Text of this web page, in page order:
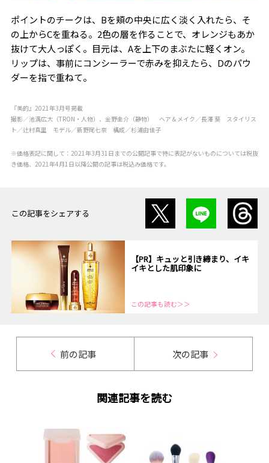
ポイントのチークは、Bを頬の中央に広く淡く入れたら、そ
の上からCを重ねる。2色の層を作ることで、オレンジもあか
抜けて大人っぽく。目元は、Aを上下のまぶたに軽くオン。
リップは、事前にコンシーラーで赤みを抑えたら、Dのパウ
ダーを指で重ねて。
『美的』2021年3月号掲載
撮影／池満広大（TRON・人物）、金野圭介（静物） ヘア＆メイク／長澤 葵 スタイリス
ト／辻村真里 モデル／新野尾七奈 構成／杉浦由佳子
※価格表記に関して：2021年3月31日までの公開記事で特に表記がないものについては税抜
き価格、2021年4月1日以降公開の記事は税込み価格です。
この記事をシェアする
【PR】キュッと引き締まり、イキ
イキとした肌印象に
この記事も読む＞＞
前の記事 次の記事
関連記事を読む